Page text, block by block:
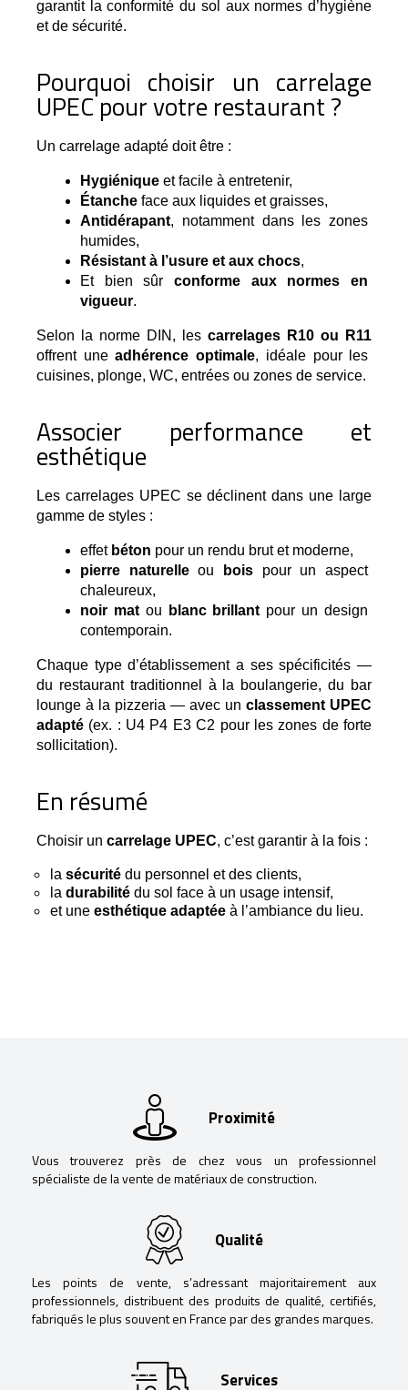
garantit la conformité du sol aux normes d’hygiène
et de sécurité.
Pourquoi choisir un carrelage
UPEC pour votre restaurant ?
Un carrelage adapté doit être :
Hygiénique et facile à entretenir,
Étanche face aux liquides et graisses,
Antidérapant, notamment dans les zones
humides,
Résistant à l’usure et aux chocs,
Et bien sûr conforme aux normes en
vigueur.
Selon la norme DIN, les carrelages R10 ou R11
offrent uneadhérence optimale, idéale pour les
cuisines, plonge, WC, entrées ou zones de service.
Associer performance et
esthétique
Les carrelages UPEC se déclinent dans une large
gamme de styles :
effet béton pour un rendu brut et moderne,
pierre naturelle ou bois pour un aspect
chaleureux,
noir mat ou blanc brillant pour un design
contemporain.
Chaque type d’établissement a ses spécificités —
du restaurant traditionnel à la boulangerie, du bar
lounge à la pizzeria — avec un classement UPEC
adapté (ex. : U4 P4 E3 C2 pour les zones de forte
sollicitation).
En résumé
Choisir un carrelage UPEC, c’est garantir à la fois :
la sécurité du personnel et des clients,
la durabilité du sol face à un usage intensif,
et une esthétique adaptée à l’ambiance du lieu.
Proximité
Vous trouverez près de chez vous un professionnel
spécialiste de la vente de matériaux de construction.
Qualité
Les points de vente, s’adressant majoritairement aux
professionnels, distribuent des produits de qualité, certifiés,
fabriqués le plus souvent en France par des grandes marques.
Services